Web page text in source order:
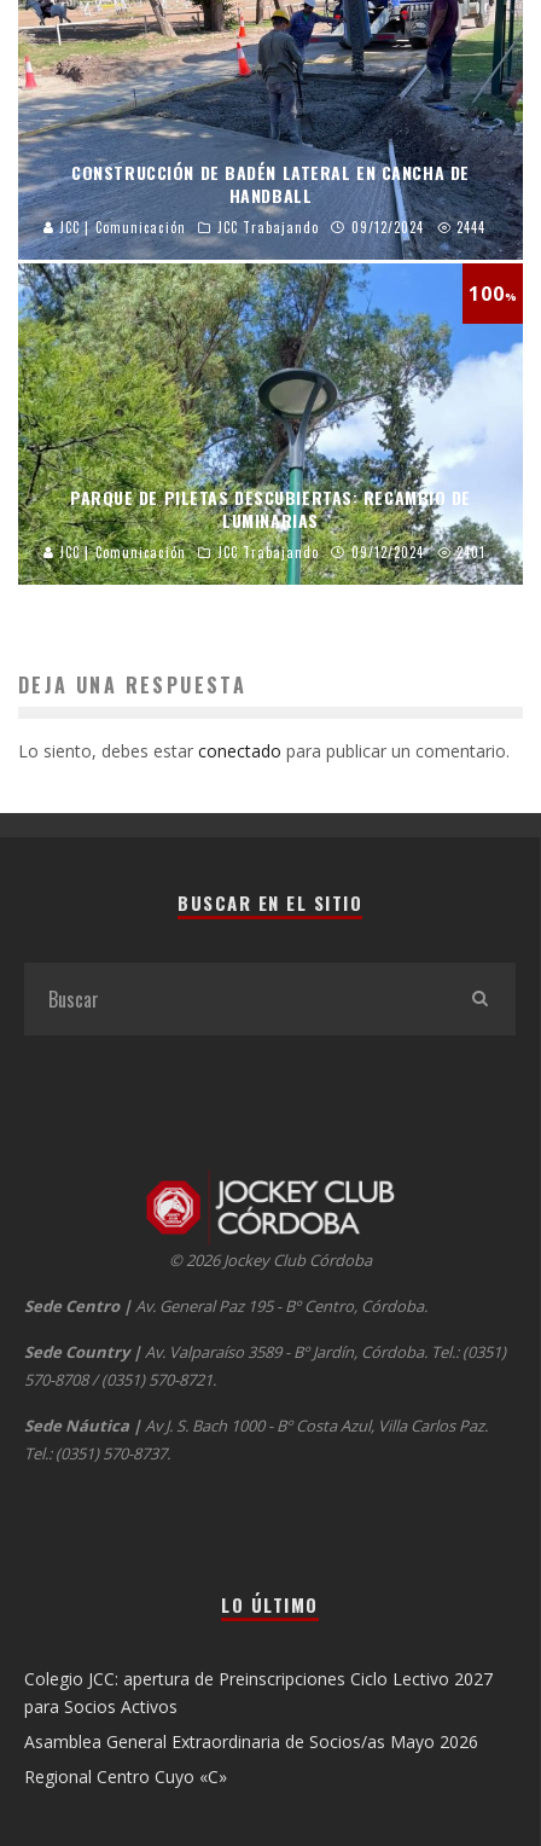
CONSTRUCCIÓN DE BADÉN LATERAL EN CANCHA DE
HANDBALL
JCC | Comunicación JCC Trabajando 09/12/2024 2444
100%
PARQUE DE PILETAS DESCUBIERTAS: RECAMBIO DE
LUMINARIAS
JCC | Comunicación JCC Trabajando 09/12/2024 2401
DEJA UNA RESPUESTA
Lo siento, debes estar conectado para publicar un comentario.
BUSCAR EN EL SITIO
© 2026 Jockey Club Córdoba
Sede Centro |Av. General Paz 195 - Bº Centro, Córdoba.
Sede Country |Av. Valparaíso 3589 - Bº Jardín, Córdoba. Tel.: (0351)
570-8708 / (0351) 570-8721.
Sede Náutica |Av J. S. Bach 1000 - Bº Costa Azul, Villa Carlos Paz.
Tel.: (0351) 570-8737.
LO ÚLTIMO
Colegio JCC: apertura de Preinscripciones Ciclo Lectivo 2027
para Socios Activos
Asamblea General Extraordinaria de Socios/as Mayo 2026
Regional Centro Cuyo «C»